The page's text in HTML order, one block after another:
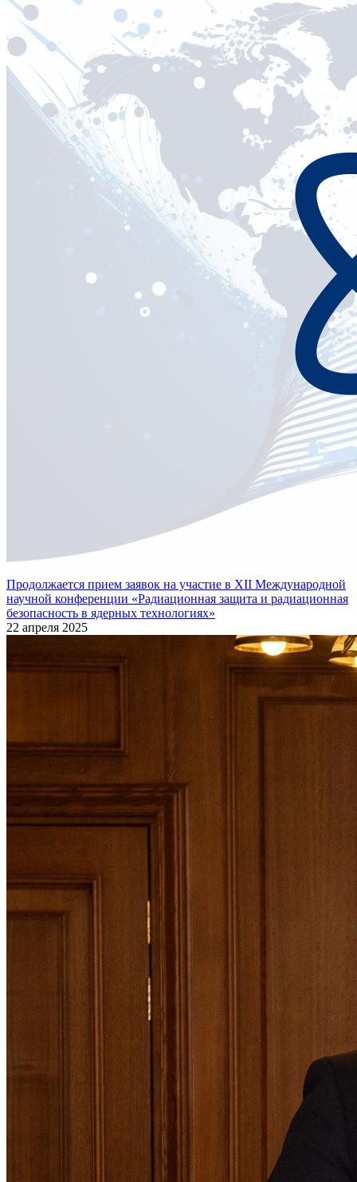
Продолжается прием заявок на участие в XII Международной
научной конференции «Радиационная защита и радиационная
безопасность в ядерных технологиях»
22 апреля 2025